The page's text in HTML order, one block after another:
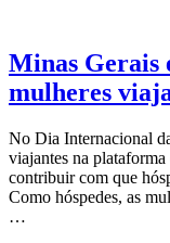
Minas Gerais
mulheres
No Dia Internacional
viajantes na
contribuir com que
Como hóspedes, as
…